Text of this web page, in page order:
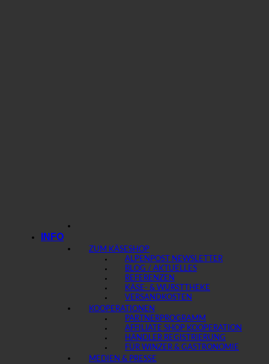
INFO
ZUM KÄSESHOP
ALPENPOST NEWSLETTER
BLOG / AKTUELLES
REFERENZEN
KÄSE- & WURSTTHEKE
VERSANDKOSTEN
KOOPERATIONEN
PARTNERPROGRAMM
AFFILIATE SHOP KOOPERATION
HÄNDLER REGISTRIERUNG
FÜR WINZER & GASTRONOMIE
MEDIEN & PRESSE